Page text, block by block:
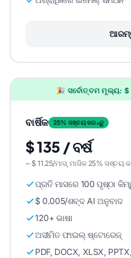
🎉 ସର୍ବୋତ୍ତମ ମୂଲ୍ୟ:
ବାର୍ଷିକ 25% ସଞ୍ଚୟ କରନ୍ତୁ
$ 135 / ବର୍ଷ
~ $ 11.25/ମାସ, ମାସିକ 25% ସଞ୍ଚୟ
ପ୍ରତି ମାସରେ 100 ପୃଷ୍ଠା
$ 0.005/ଶବ୍ଦ AI ଅନୁବାଦ
120+ ଭାଷା
ଅସୀମିତ ଫାଇଲ୍ ଷ୍ଟୋରେଜ୍
PDF, DOCX, XLSX,